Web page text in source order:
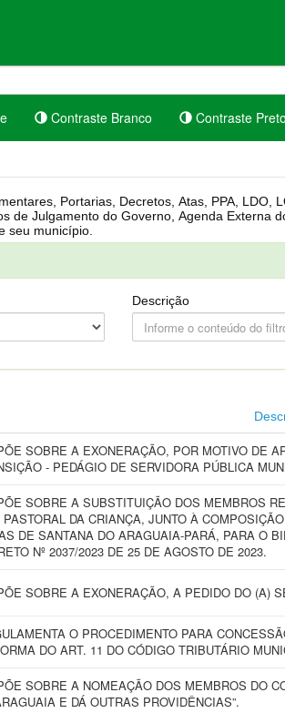
Contraste Branco Contraste Preto
e muito mais de seu município.
Descrição
SOBRE A EXONERAÇÃO, POR MOTIVO DE
- PEDÁGIO DE SERVIDORA PÚBLICA
SOBRE A SUBSTITUIÇÃO DOS MEMBROS
PASTORAL DA CRIANÇA, JUNTO À
DE SANTANA DO ARAGUAIA-PARÁ, PARA O
Nº 2037/2023 DE 25 DE AGOSTO DE 2023.
SOBRE A EXONERAÇÃO, A PEDIDO DO (A)
O PROCEDIMENTO PARA
DO ART. 11 DO CÓDIGO TRIBUTÁRIO
SOBRE A NOMEAÇÃO DOS MEMBROS DO
E DÁ OUTRAS PROVIDÊNCIAS”.